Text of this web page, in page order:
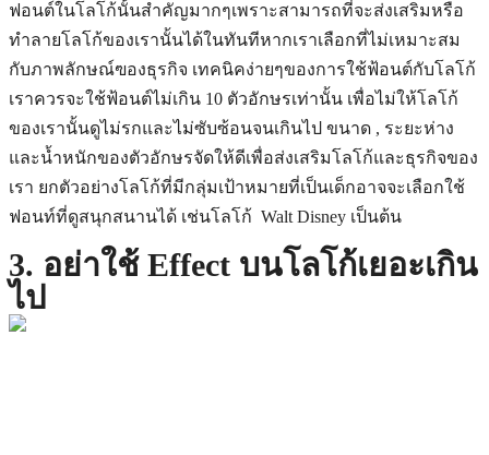
ฟอนต์ในโลโก้นั้นสำคัญมากๆเพราะสามารถที่จะส่งเสริมหรือ
ทำลายโลโก้ของเรานั้นได้ในทันทีหากเราเลือกที่ไม่เหมาะสม
กับภาพลักษณ์ฃองธุรกิจ เทคนิคง่ายๆของการใช้ฟ้อนต์กับโลโก้
เราควรจะใช้ฟ้อนต์ไม่เกิน 10 ตัวอักษรเท่านั้น เพื่อไม่ให้โลโก้
ของเรานั้นดูไม่รกและไม่ซับซ้อนจนเกินไป ขนาด , ระยะห่าง
และน้ำหนักของตัวอักษรจัดให้ดีเพื่อส่งเสริมโลโก้และธุรกิจของ
เรา ยกตัวอย่างโลโก้ที่มีกลุ่มเป้าหมายที่เป็นเด็กอาจจะเลือกใช้
ฟอนท์ที่ดูสนุกสนานได้ เช่นโลโก้ Walt Disney เป็นต้น
3. อย่าใช้ Effect บนโลโก้เยอะเกิน
ไป